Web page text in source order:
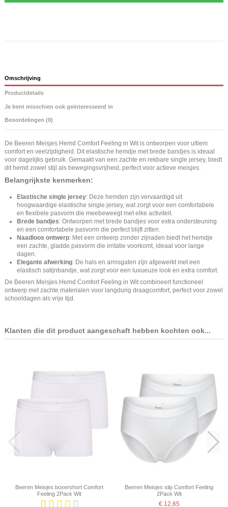
Omschrijving
Productdetails
Je bent misschien ook geïnteresseerd in
Beoordelingen (0)
De Beeren Meisjes Hemd Comfort Feeling in Wit is ontworpen voor ultiem
comfort en veelzijdigheid. Dit elastische hemdje met brede bandjes is ideaal
voor dagelijks gebruik. Gemaakt van een zachte en rekbare single jersey, biedt
dit hemd zowel stijl als bewegingsvrijheid, perfect voor actieve meisjes.
Belangrijkste kenmerken:
Elastische single jersey: Deze hemden zijn vervaardigd uit
hoogwaardige elastische single jersey, wat zorgt voor een comfortabele
en flexibele pasvorm die meebeweegt met elke activiteit.
Brede bandjes: Ontworpen met brede bandjes voor extra ondersteuning
en een comfortabele pasvorm die perfect blijft zitten.
Naadloos ontwerp: Met een ontwerp zonder zijnaden biedt het hemdje
een zachte, gladde pasvorm die irritatie voorkomt, ideaal voor lange
dagen.
Elegante afwerking: De hals en armsgaten zijn afgewerkt met een
elastisch satijnbandje, wat zorgt voor een luxueuze look en extra comfort.
De Beeren Meisjes Hemd Comfort Feeling in Wit combineert functioneel
ontwerp met zachte materialen voor langdurig draagcomfort, perfect voor zowel
schooldagen als vrije tijd.
Klanten die dit product aangeschaft hebben kochten ook...
Beeren Meisjes boxershort Comfort
Feeling 2Pack Wit
Beeren Meisjes slip Comfort Feeling
2Pack Wit
€ 12,65